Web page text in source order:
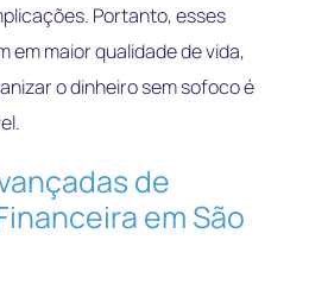
Portanto, esses
em maior qualidade de vida,
o dinheiro sem sofoco é
de
em São